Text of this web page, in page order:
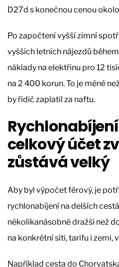
D27d s konečnou cenou
Po započtení vyšší zimní
vyšších letních nájezdů
náklady na elektřinu pro 12
na 2 400 korun. To je méně
by řidič zaplatil za naftu.
celkový účet
zůstává velký
Aby byl výpočet férový, je
rychlonabíjení na delších
několikanásobně dražší než
na konkrétní síti, tarifu i zemi,
Například cesta do